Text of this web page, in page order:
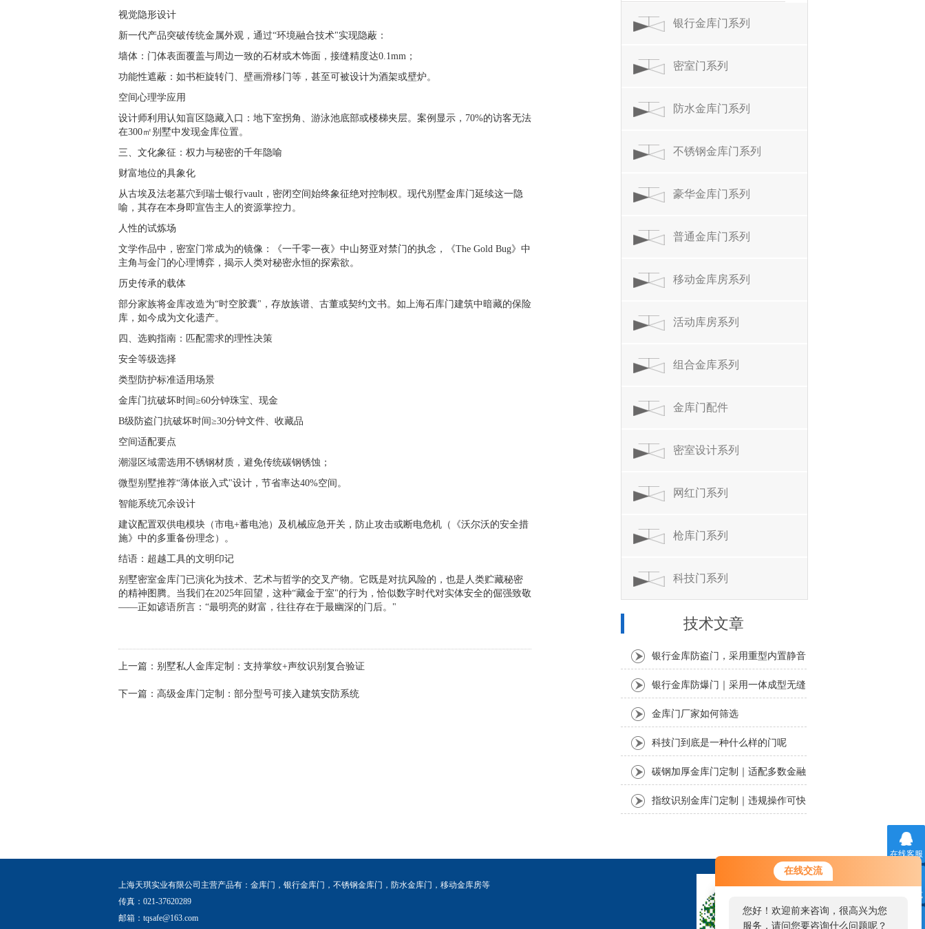
在线交流
您好！欢迎前来咨询，很高兴为您
服务，请问您要咨询什么问题呢？
视觉隐形设计
新一代产品突破传统金属外观，通过“环境融合技术"实现隐蔽：
墙体：门体表面覆盖与周边一致的石材或木饰面，接缝精度达0.1mm ；
功能性遮蔽：如书柜旋转门、壁画滑移门等，甚至可被设计为酒架或壁炉。
空间心理学应用
设计师利用认知盲区隐藏入口：地下室拐角、游泳池底部或楼梯夹层。案例显示， 70%的访客无法
在300㎡别墅中发现金库位置。
三、文化象征：权力与秘密的千年隐喻
财富地位的具象化
从古埃及法老墓穴到瑞士银行vault ，密闭空间始终象征绝对控制权。现代别墅金库门延续这一隐
喻，其存在本身即宣告主人的资源掌控力。
人性的试炼场
文学作品中，密室门常成为的镜像：《一千零一夜》中山努亚对禁门的执念，《The Gold Bug》中
主角与金门的心理博弈，揭示人类对秘密永恒的探索欲。
历史传承的载体
部分家族将金库改造为“时空胶囊"，存放族谱、古董或契约文书。如上海石库门建筑中暗藏的保险
库，如今成为文化遗产。
四、选购指南：匹配需求的理性决策
安全等级选择
类型防护标准适用场景
金库门抗破坏时间≥60分钟珠宝、现金
B级防盗门抗破坏时间≥30分钟文件、收藏品
空间适配要点
潮湿区域需选用不锈钢材质，避免传统碳钢锈蚀；
微型别墅推荐“薄体嵌入式"设计，节省率达40%空间。
智能系统冗余设计
建议配置双供电模块（市电+蓄电池）及机械应急开关，防止攻击或断电危机（《沃尔沃的安全措
施》中的多重备份理念）。
结语：超越工具的文明印记
别墅密室金库门已演化为技术、艺术与哲学的交叉产物。它既是对抗风险的，也是人类贮藏秘密
的精神图腾。当我们在2025年回望，这种“藏金于室"的行为，恰似数字时代对实体安全的倔强致敬
——正如谚语所言：“最明亮的财富，往往存在于最幽深的门后。"
上一篇： 别墅私人金库定制：支持掌纹+声纹识别复合验证
下一篇： 高级金库门定制：部分型号可接入建筑安防系统
银行金库门系列
密室门系列
防水金库门系列
不锈钢金库门系列
豪华金库门系列
普通金库门系列
移动金库房系列
活动库房系列
组合金库系列
金库门配件
密室设计系列
网红门系列
枪库门系列
科技门系列
技术文章
银行金库防盗门，采用重型内置静音
轴承铰链银行金库防爆门｜采用一体成型无缝
满焊工艺金库门厂家如何筛选
科技门到底是一种什么样的门呢
碳钢加厚金库门定制｜适配多数金融
安防场景。指纹识别金库门定制｜违规操作可快
上海天琪实业有限公司主营产品有： 金库门 ， 银行金库门 ， 不锈钢金库门 ， 防水金库门 ， 移动金库房等
传真：021-37620289
邮箱： tqsafe@163.com
在线客服
联系方式